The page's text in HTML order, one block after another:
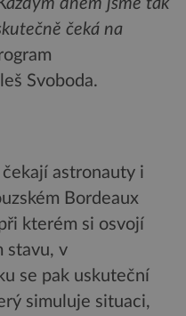
čeká na
Svoboda.
astronauty i
Bordeaux
kterém si osvojí
stavu, v
se pak uskuteční
simuluje situaci,